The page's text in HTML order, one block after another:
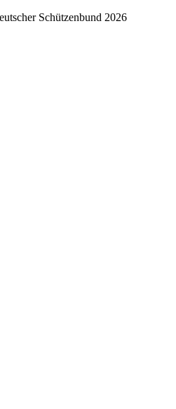
Schützenbund 2026